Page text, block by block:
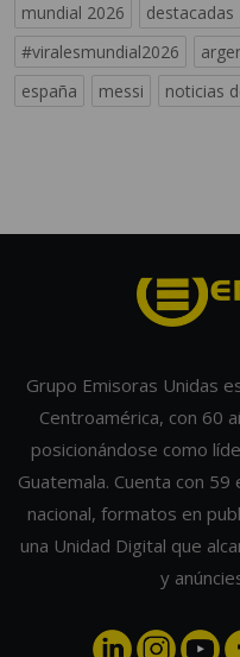
mundial 2026 destacadas
#viralesmundial2026
españa
messi noticias
Grupo Emisoras Unidas
Centroamérica, con 60
posicionándose como
Guatemala. Cuenta con
nacional, formatos en
una Unidad Digital que
y